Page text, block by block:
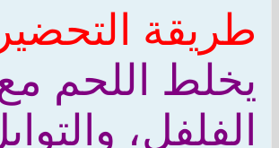
طريقة
يخلط اللحم
الفلفل،